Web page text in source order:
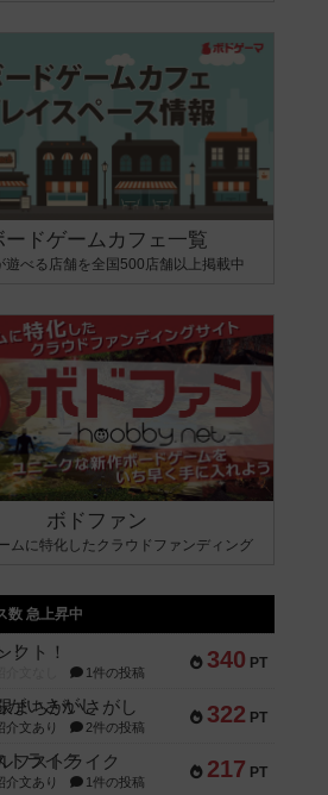
ードゲームカフェ一覧
遊べる店舗を全国500店舗以上掲載中
ボドファン
ムに特化したクラウドファンディング
数 急上昇中
340 PT
クト！
1件の投稿
322 PT
まちがいさがし
介文あり 2件の投稿
217 PT
フストライク
介文あり 1件の投稿